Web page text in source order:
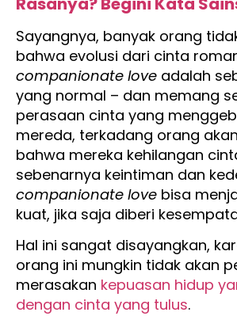
Sayangnya, banyak orang
bahwa evolusi dari cinta
companionate love adalah
yang normal – dan memang
perasaan cinta yang
mereda, terkadang orang
bahwa mereka kehilangan
sebenarnya keintiman dan
companionate love bisa
kuat, jika saja diberi
Hal ini sangat disayangkan,
orang ini mungkin tidak akan
merasakan kepuasan hidup
dengan cinta yang tulus.